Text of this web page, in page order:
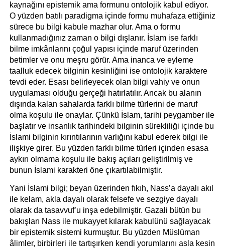
kaynağını epistemik ama formunu ontolojik kabul ediyor.
O yüzden batılı paradigma içinde formu muhafaza ettiğiniz
sürece bu bilgi kabule mazhar olur. Ama o formu
kullanmadığınız zaman o bilgi dışlanır. İslam ise farklı
bilme imkânlarını çoğul yapısı içinde maruf üzerinden
betimler ve onu meşru görür. Ama inanca ve eyleme
taalluk edecek bilginin kesinliğini ise ontolojik karaktere
tevdi eder. Esası belirleyecek olan bilgi vahiy ve onun
uygulaması olduğu gerçeği hatırlatılır. Ancak bu alanın
dışında kalan sahalarda farklı bilme türlerini de maruf
olma koşulu ile onaylar. Çünkü İslam, tarihi peygamber ile
başlatır ve insanlık tarihindeki bilginin sürekliliği içinde bu
İslami bilginin kırıntılarının varlığını kabul ederek bilgi ile
ilişkiye girer. Bu yüzden farklı bilme türleri içinden esasa
aykırı olmama koşulu ile bakış açıları geliştirilmiş ve
bunun İslami karakteri öne çıkartılabilmiştir.
Yani İslami bilgi; beyan üzerinden fıkıh, Nass’a dayalı akıl
ile kelam, akla dayalı olarak felsefe ve sezgiye dayalı
olarak da tasavvuf’u inşa edebilmiştir. Gazali bütün bu
bakışları Nass ile mukayyet kılarak kabulünü sağlayacak
bir epistemik sistemi kurmuştur. Bu yüzden Müslüman
âlimler, birbirleri ile tartışırken kendi yorumlarını asla kesin